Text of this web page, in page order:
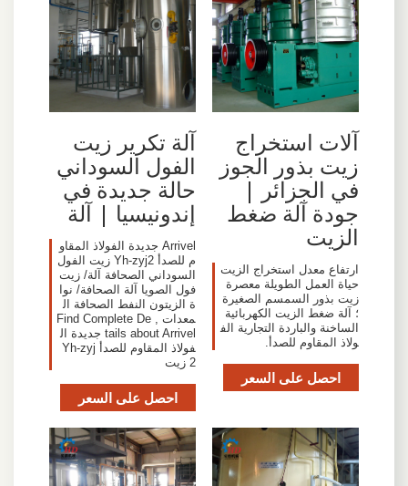
آلات استخراج
زيت بذور الجوز
في الجزائر |
جودة آلة ضغط
الزيت
ارتفاع معدل استخراج الزيت
حياة العمل الطويلة معصرة
زيت بذور السمسم الصغيرة
؛ آلة ضغط الزيت الكهربائية
الساخنة والباردة التجارية الف
ولاذ المقاوم للصدأ.
احصل على السعر
آلة تكرير زيت
الفول السوداني
حالة جديدة في
إندونيسيا | آلة
Arrivel جديدة الفولاذ المقاو
م للصدأ Yh-zyj2 زيت الفول
السوداني الصحافة آلة/ زيت
فول الصويا آلة الصحافة/ نوا
ة الزيتون النفط الصحافة ال
معدات , Find Complete De
tails about Arrivel جديدة ال
فولاذ المقاوم للصدأ Yh-zyj
2 زيت
احصل على السعر